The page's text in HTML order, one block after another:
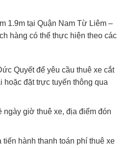
1.9m tại Quận Nam Từ Liêm –
hàng có thể thực hiện theo các
Quyết để yêu cầu thuê xe cắt
hoặc đặt trực tuyến thông qua
ngày giờ thuê xe, địa điểm đón
tiến hành thanh toán phí thuê xe